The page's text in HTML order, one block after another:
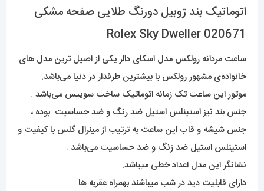
اتوماتیک بند ژوبیل دورنگ طلایی صفحه مشکی
020671 Rolex Sky Dweller
ساعت مردانه رولکس مدل اسکای دالر یکی از اصیل ترین مدل های
خانواده‌ی مشهور رولکس با بیشترین طرفدار در دنیا می‌باشد.
موتور این ساعت تک زمانه اتوماتیک ساخت سوییس می‌باشد .
جنس بند نیز استینلس استیل ضد رنگ و ضد حساسیت بوده ،
جنس شیشه و قاب این ساعت به ترتیب از مینرال گلس با کیفیت و
استینلس استیل ضد زنگ و ضد حساسیت می‌باشد .
نشانگر این مدل اعداد خطی میباشد.
دارای قابلیت دید در شب میباشند بهمراه عقربه ها